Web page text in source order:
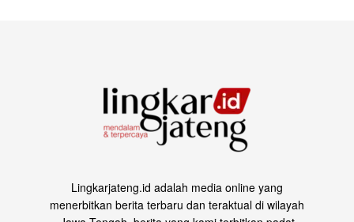
Lingkarjateng.id adalah media online yang
menerbitkan berita terbaru dan teraktual di wilayah